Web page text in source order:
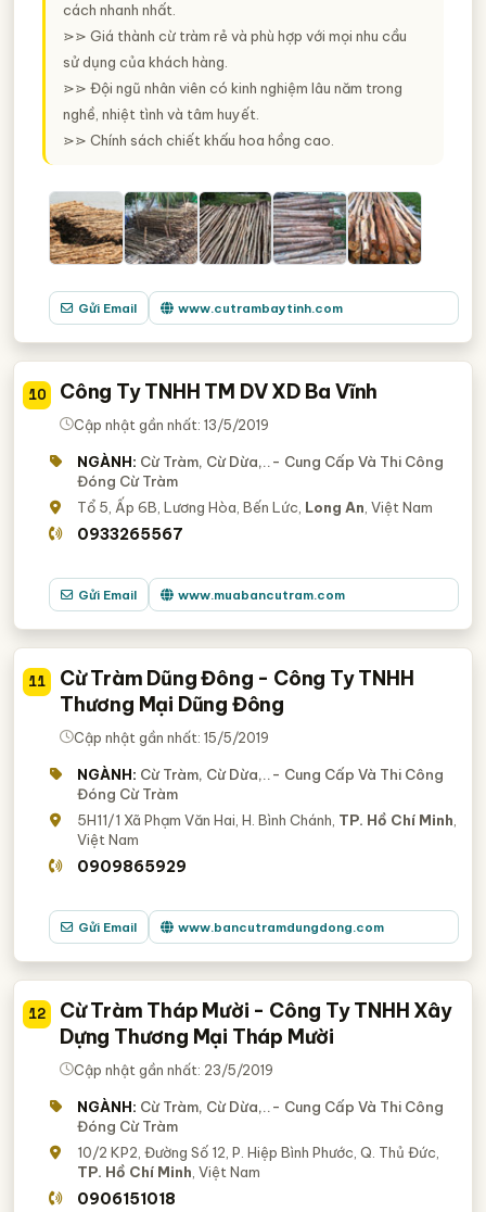
cách nhanh nhất.
⋗⋗ Giá thành cừ tràm rẻ và phù hợp với mọi nhu cầu
sử dụng của khách hàng.
⋗⋗ Đội ngũ nhân viên có kinh nghiệm lâu năm trong
nghề, nhiệt tình và tâm huyết.
⋗⋗ Chính sách chiết khấu hoa hồng cao.
Gửi Email www.cutrambaytinh.com
10 Công Ty TNHH TM DV XD Ba Vĩnh
Cập nhật gần nhất: 13/5/2019
NGÀNH: Cừ Tràm, Cừ Dừa,..- Cung Cấp Và Thi Công
Đóng Cừ Tràm
Tổ 5, Ấp 6B, Lương Hòa, Bến Lức, Long An , Việt Nam
0933265567
Gửi Email www.muabancutram.com
11
Cừ Tràm Dũng Đông - Công Ty TNHH
Thương Mại Dũng Đông
Cập nhật gần nhất: 15/5/2019
NGÀNH: Cừ Tràm, Cừ Dừa,..- Cung Cấp Và Thi Công
Đóng Cừ Tràm
5H11/1 Xã Phạm Văn Hai, H. Bình Chánh, TP. Hồ Chí Minh
Việt Nam
0909865929
Gửi Email www.bancutramdungdong.com
12
Cừ Tràm Tháp Mười - Công Ty TNHH Xây
Dựng Thương Mại Tháp Mười
Cập nhật gần nhất: 23/5/2019
NGÀNH: Cừ Tràm, Cừ Dừa,..- Cung Cấp Và Thi Công
Đóng Cừ Tràm
10/2 KP2, Đường Số 12, P. Hiệp Bình Phước, Q. Thủ Đức,
TP. Hồ Chí Minh , Việt Nam
0906151018